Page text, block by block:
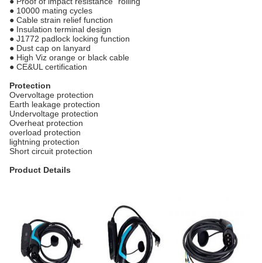
● 10000 mating cycles
● Cable strain relief function
● Insulation terminal design
● J1772 padlock locking function
● Dust cap on lanyard
● High Viz orange or black cable
● CE&UL certification
Protection
Overvoltage protection
Earth leakage protection
Undervoltage protection
Overheat protection
overload protection
lightning protection
Short circuit protection
Product Details